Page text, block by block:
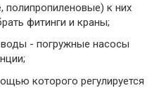
полипропиленовые) к них
фитинги и краны;
- погружные насосы
которого регулируется